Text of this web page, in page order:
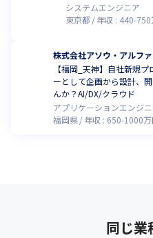
システムエンジニア
東京都
年収 : 440-750
株式会社アソウ・アルファ
【福岡_天神】自社新規
ーとして企画から設計、
んか？AI/DX/クラウド
アプリケーションエンジ
福岡県
年収 : 650-1000
同じ業